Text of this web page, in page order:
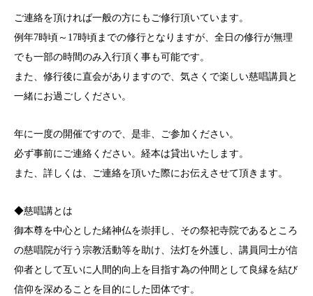
ご連絡を頂ければ一般の方にもご修行頂いています。
例年7時頃～17時頃までの修行となりますが、全日の修行が無理
でも一部の時間のみ入行頂く事も可能です。
また、修行後に直会がありますので、気さくで楽しい慈唱講員と
一緒にお過ごしください。
年に一度の開催ですので、是非、ご参加ください。
必ず事前にご連絡ください。経本は貸出いたします。
また、詳しくは、ご連絡を頂いた際にお伝えさせて頂きます。
◆慈唱講とは
御本尊を中心とした緒神仏を崇拝し、その祭祀寺院であるところ
の慈唱院が行う宗教活動等を助け、法灯を外護し、講員同士が信
仰者として互いに人間的向上を目指す為の仲間として良縁を結び
信仰を深めることを目的にした団体です。